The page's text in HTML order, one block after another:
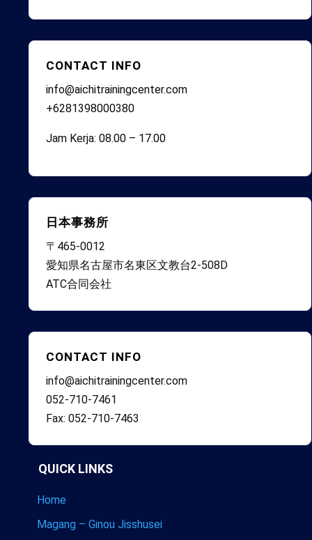
CONTACT INFO
info@aichitrainingcenter.com
+6281398000380
Jam Kerja: 08.00 – 17.00
日本事務所
〒465-0012
愛知県名古屋市名東区文教台2-508D
ATC合同会社
CONTACT INFO
info@aichitrainingcenter.com
052-710-7461
Fax: 052-710-7463
QUICK LINKS
Home
Magang – Ginou Jisshusei